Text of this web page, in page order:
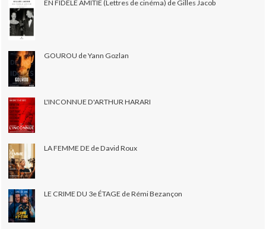
EN FIDÈLE AMITIÉ (Lettres de cinéma) de Gilles Jacob
GOUROU de Yann Gozlan
L'INCONNUE D'ARTHUR HARARI
LA FEMME DE de David Roux
LE CRIME DU 3e ÉTAGE de Rémi Bezançon